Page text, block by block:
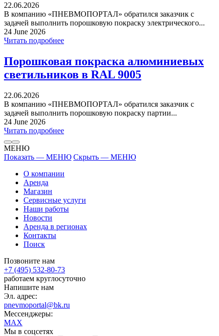
22.06.2026
В компанию «ПНЕВМОПОРТАЛ» обратился заказчик с
задачей выполнить порошковую покраску электрического...
24 June 2026
Читать подробнее
Порошковая покраска алюминиевых
светильников в RAL 9005
22.06.2026
В компанию «ПНЕВМОПОРТАЛ» обратился заказчик с
задачей выполнить порошковую покраску партии...
24 June 2026
Читать подробнее
МЕНЮ
Показать — МЕНЮ Скрыть — МЕНЮ
О компании
Аренда
Магазин
Сервисные услуги
Наши работы
Новости
Аренда в регионах
Контакты
Поиск
Позвоните нам
+7 (495) 532-80-73
работаем круглосуточно
Напишите нам
Эл. адрес:
pnevmoportal@bk.ru
Мессенджеры:
MAX
Мы в соцсетях